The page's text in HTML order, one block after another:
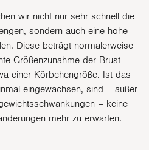
wir nicht nur sehr schnell die
sondern auch eine hohe
Diese beträgt normalerweise
Größenzunahme der Brust
einer Körbchengröße. Ist das
eingewachsen, sind – außer
– keine
mehr zu erwarten.